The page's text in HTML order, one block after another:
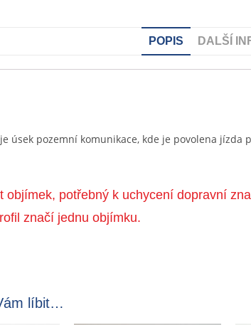
POPIS DALŠÍ
úsek pozemní komunikace, kde je povolena jízda
objímek, potřebný k uchycení dopravní
značí jednu objímku.
líbit…